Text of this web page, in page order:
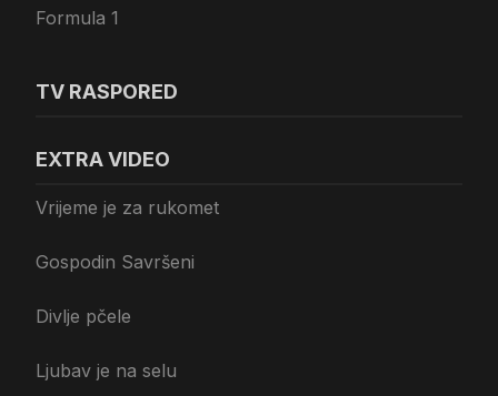
Formula 1
TV RASPORED
EXTRA VIDEO
Vrijeme je za rukomet
Gospodin Savršeni
Divlje pčele
Ljubav je na selu